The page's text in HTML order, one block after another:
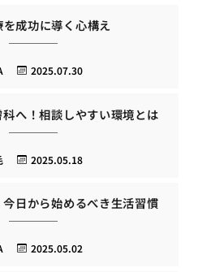
成功に導く心構え
2025.07.30
へ！相談しやすい環境とは
2025.05.18
日から始めるべき生活習慣
2025.05.02